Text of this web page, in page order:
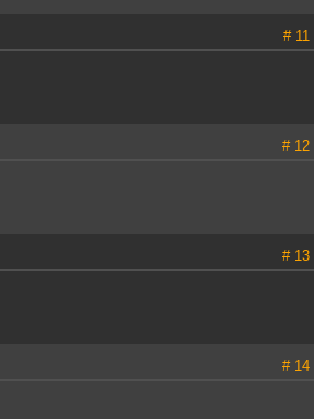
# 11
# 12
# 13
# 14